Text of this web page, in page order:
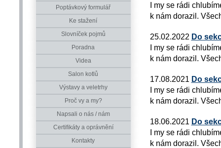
Poptávkový formulář
Ke stažení
Slovníček pojmů
Poradna
Videa
Salon kotlů
Výstavy a veletrhy
Proč vy a my?
Napsali o nás / nám
Certifikáty a oprávnění
Kontakty
I my se rádi
k nám dorazil.
25.02.2022 Do
I my se rádi
k nám dorazil.
17.08.2021 Do
I my se rádi
k nám dorazil.
18.06.2021 Do
I my se rádi
k nám dorazil.